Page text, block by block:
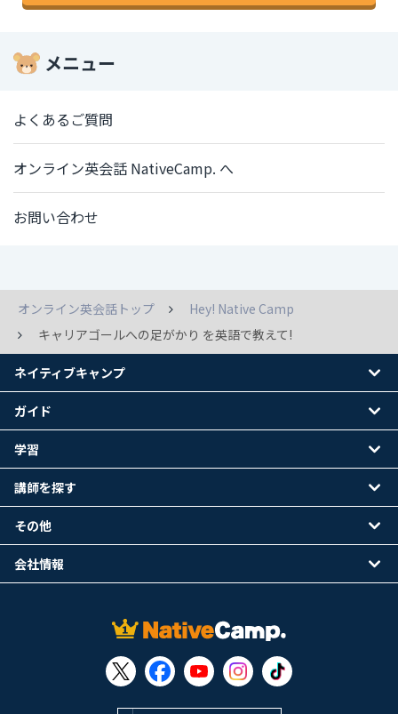
メニュー
よくあるご質問
オンライン英会話 NativeCamp. へ
お問い合わせ
オンライン英会話トップ
Hey! Native Camp
キャリアゴールへの足がかり を英語で教えて!
ネイティブキャンプ
ガイド
学習
講師を探す
その他
会社情報